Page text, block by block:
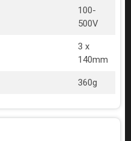
100-
500V
3 x
140mm
360g